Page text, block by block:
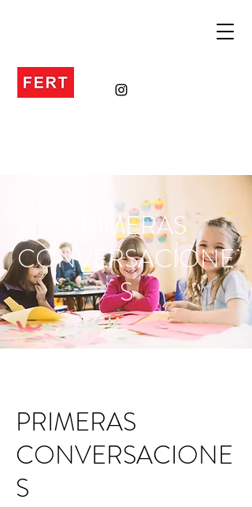
PRIMERAS
CONVERSACIONE
S
PRIMERAS
CONVERSACIONE
S